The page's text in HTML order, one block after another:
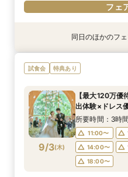
フェ
特典あり
9/2(水)
【初めての見学
相談★全館見学
11:00〜
14:00〜
18:00〜
フェ
9/2(水)
【遠方の方◎オ
豪華5大特典付き
11:00〜
14:00〜
18:00〜
フェ
特典あり
9/2(水)
【10名～会食
エディング相談会
11:00〜
14:00〜
18:00〜
フェ
特典あり
9/2(水)
【フォト・ベビ
ティ相談会
11:00〜
14:00〜
18:00〜
フェ
同日のほかのフ
試食会 特典あり
9/3(木)
【最大120万
出体験×ドレス
所要時間：3時
11:00〜
14:00〜
18:00〜